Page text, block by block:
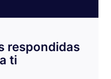
respondidas
ti